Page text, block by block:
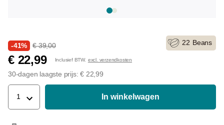
-41% € 39,00
€ 22,99 Inclusief BTW. excl. verzendkosten
30-dagen laagste prijs: € 22,99
22 Beans
1 In winkelwagen